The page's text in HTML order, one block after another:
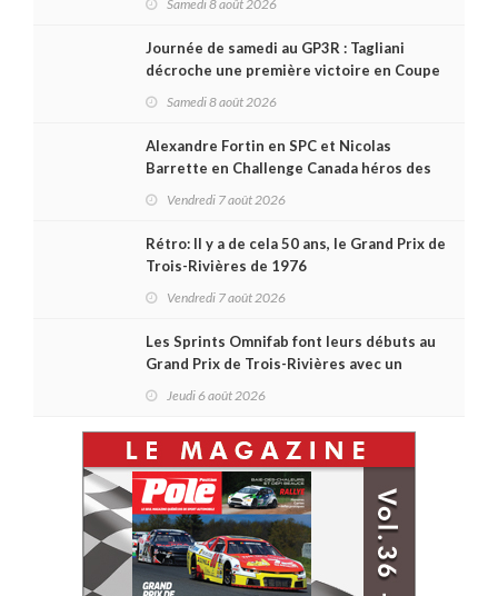
Samedi 8 août 2026
Journée de samedi au GP3R : Tagliani
décroche une première victoire en Coupe
Samedi 8 août 2026
Alexandre Fortin en SPC et Nicolas
Barrette en Challenge Canada héros des
Vendredi 7 août 2026
Rétro: Il y a de cela 50 ans, le Grand Prix de
Trois-Rivières de 1976
Vendredi 7 août 2026
Les Sprints Omnifab font leurs débuts au
Grand Prix de Trois-Rivières avec un
Jeudi 6 août 2026